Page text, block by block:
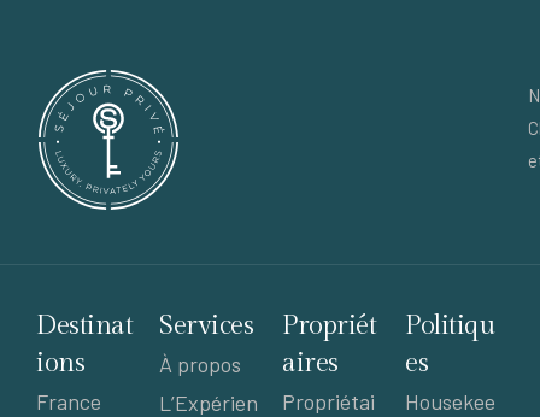
Destinat
ions
France
Services
À propos
L’Expérien
Propriét
aires
Propriétai
Politiqu
es
Housekee